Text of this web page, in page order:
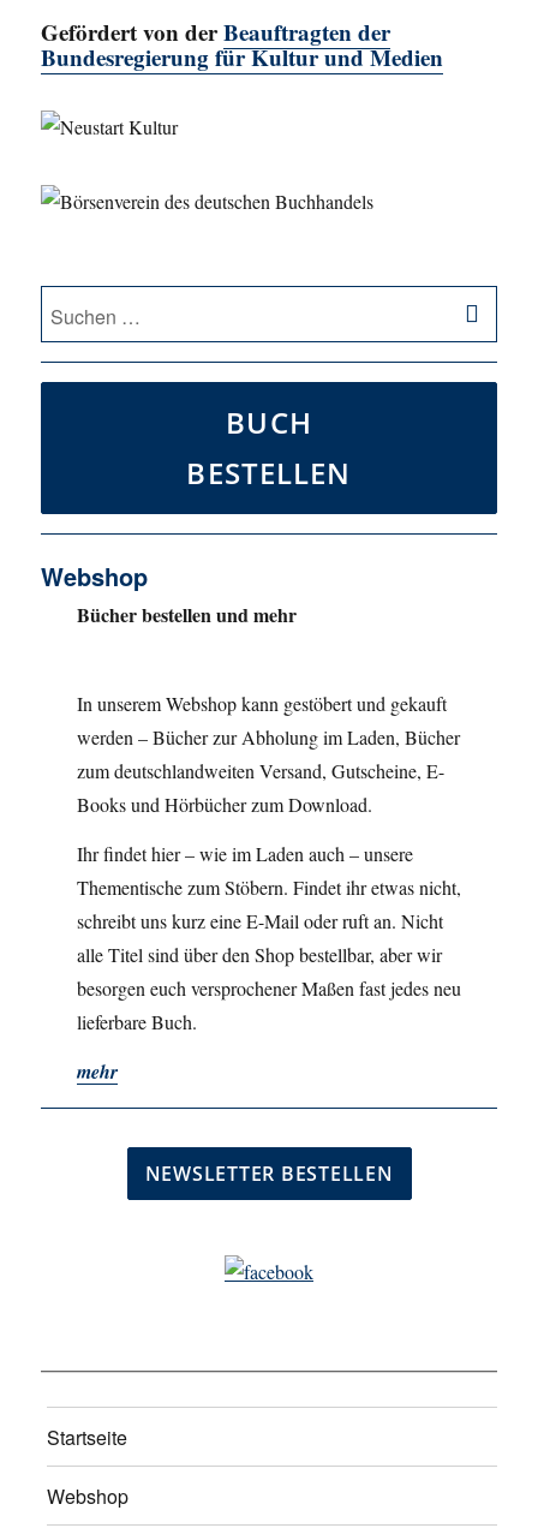
Gefördert von derBeauftragten der
Bundesregierung für Kultur und Medien
Suche
nach:
BUCH
BESTELLEN
Webshop
Bücher bestellen und mehr
In unserem Webshop kann gestöbert und gekauft
werden – Bücher zur Abholung im Laden, Bücher
zum deutschlandweiten Versand, Gutscheine, E-
Books und Hörbücher zum Download.
Ihr findet hier – wie im Laden auch – unsere
Thementische zum Stöbern. Findet ihr etwas nicht,
schreibt uns kurz eine E-Mail oder ruft an. Nicht
alle Titel sind über den Shop bestellbar, aber wir
besorgen euch versprochener Maßen fast jedes neu
lieferbare Buch.
mehr
Startseite
Webshop